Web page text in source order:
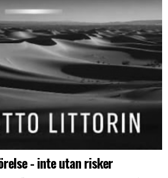
- inte utan risker